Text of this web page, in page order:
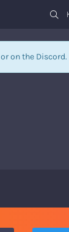
or on the Discord.